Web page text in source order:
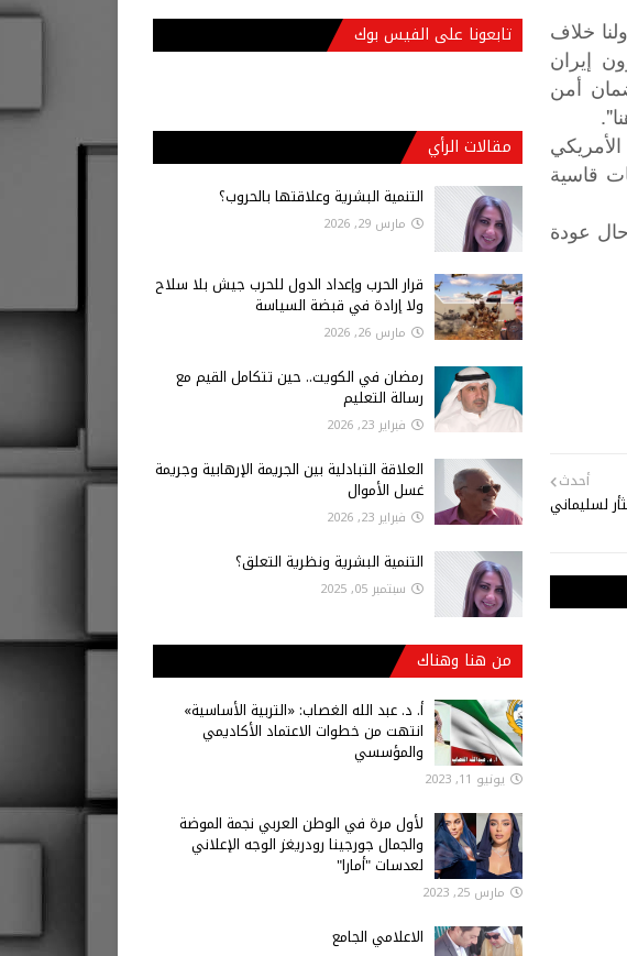
خلاف
إيران
أمن
عام 2015 وفرض عقوبات قاسية
عودة
أحدث
لسليماني
تابعونا على الفيس بوك
مقالات الرأي
التنمية البشرية وعلاقتها بالحروب؟
مارس 29, 2026
قرار الحرب وإعداد الدول للحرب جيش بلا سلاح
ولا إرادة في قبضة السياسة
مارس 26, 2026
رمضان في الكويت.. حين تتكامل القيم مع
رسالة التعليم
فبراير 23, 2026
العلاقة التبادلية بين الجريمة الإرهابية وجريمة
غسل الأموال
فبراير 23, 2026
التنمية البشرية ونظرية التعلق؟
سبتمبر 05, 2025
من هنا وهناك
أ‌. د. عبد الله الغصاب: «التربية الأساسية»
انتهت من خطوات الاعتماد الأكاديمي
والمؤسسي
يونيو 11, 2023
لأول مرة في الوطن العربي نجمة الموضة
والجمال جورجينا رودريغز الوجه الإعلاني
لعدسات "أمارا"
مارس 25, 2023
الاعلامي الجامع